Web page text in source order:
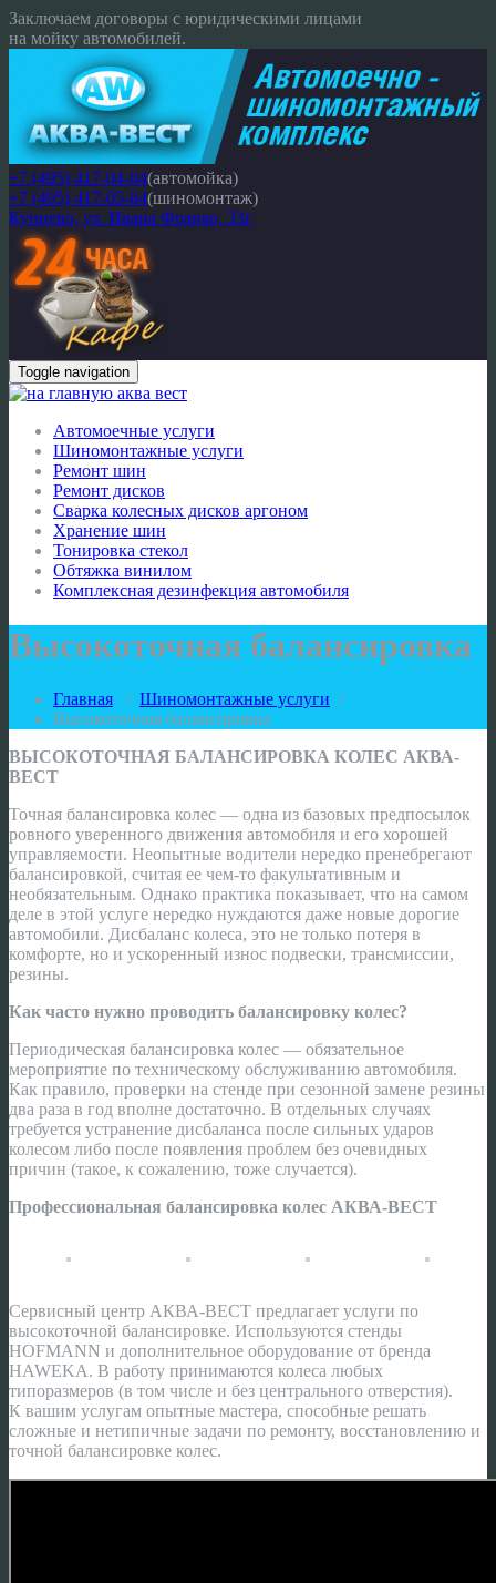
Заключаем договоры с юридическими лицами
на мойку автомобилей.
+7 (495) 417-04-04(автомойка)
+7 (495) 417-05-04(шиномонтаж)
Кунцево, ул. Ивана Франко, 33г
Toggle navigation
Автомоечные услуги
Шиномонтажные услуги
Ремонт шин
Ремонт дисков
Сварка колесных дисков аргоном
Хранение шин
Тонировка стекол
Обтяжка винилом
Комплексная дезинфекция автомобиля
Высокоточная балансировка
Главная / Шиномонтажные услуги /
Высокоточная балансировка
ВЫСОКОТОЧНАЯ БАЛАНСИРОВКА КОЛЕС АКВА-
ВЕСТ
Точная балансировка колес — одна из базовых предпосылок
ровного уверенного движения автомобиля и его хорошей
управляемости. Неопытные водители нередко пренебрегают
балансировкой, считая ее чем-то факультативным и
необязательным. Однако практика показывает, что на самом
деле в этой услуге нередко нуждаются даже новые дорогие
автомобили. Дисбаланс колеса, это не только потеря в
комфорте, но и ускоренный износ подвески, трансмиссии,
резины.
Как часто нужно проводить балансировку колес?
Периодическая балансировка колес — обязательное
мероприятие по техническому обслуживанию автомобиля.
Как правило, проверки на стенде при сезонной замене резины
два раза в год вполне достаточно. В отдельных случаях
требуется устранение дисбаланса после сильных ударов
колесом либо после появления проблем без очевидных
причин (такое, к сожалению, тоже случается).
Профессиональная балансировка колес АКВА-ВЕСТ
Сервисный центр АКВА-ВЕСТ предлагает услуги по
высокоточной балансировке. Используются стенды
HOFMANN и дополнительное оборудование от бренда
HAWEKA. В работу принимаются колеса любых
типоразмеров (в том числе и без центрального отверстия).
К вашим услугам опытные мастера, способные решать
сложные и нетипичные задачи по ремонту, восстановлению и
точной балансировке колес.